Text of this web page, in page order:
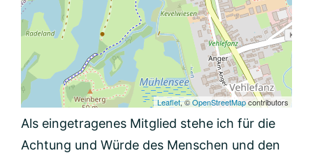
Leaflet, ©OpenStreetMapcontributors
Als eingetragenes Mitglied stehe ich für die
Achtung und Würde des Menschen und den